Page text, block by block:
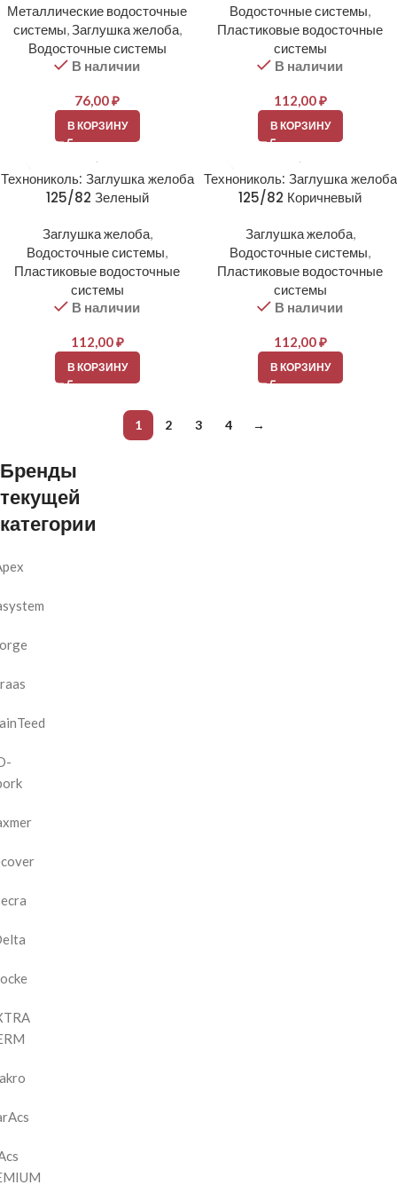
Металлические водосточные
системы,Заглушка желоба,
Водосточные системы
В наличии
76,00₽
В КОРЗИНУ
Водосточные системы,
Пластиковые водосточные
системы
В наличии
112,00₽
В КОРЗИНУ
Технониколь: Заглушка желоба
125/82 Зеленый
Заглушка желоба,
Водосточные системы,
Пластиковые водосточные
системы
В наличии
112,00₽
В КОРЗИНУ
Технониколь: Заглушка желоба
125/82 Коричневый
Заглушка желоба,
Водосточные системы,
Пластиковые водосточные
системы
В наличии
112,00₽
В КОРЗИНУ
1 2 3 4 →
Бренды
текущей
категории